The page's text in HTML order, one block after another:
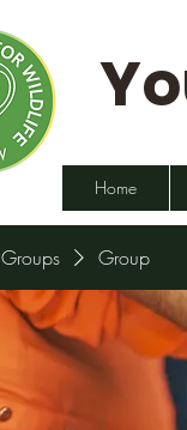
Home
Groups Group